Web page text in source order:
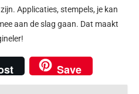
Applicaties, stempels, je kan
aan de slag gaan. Dat maakt
Save